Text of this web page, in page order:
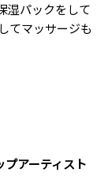
湿パックをして
てマッサージも
プアーティスト